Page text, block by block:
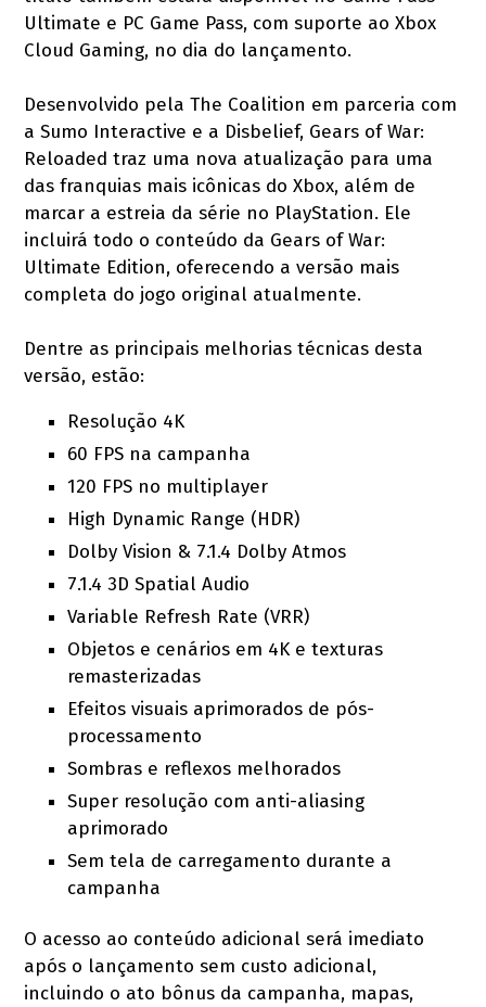
Ultimate e PC Game Pass, com suporte ao Xbox
Cloud Gaming, no dia do lançamento.
Desenvolvido pela The Coalition em parceria com
a Sumo Interactive e a Disbelief, Gears of War:
Reloaded traz uma nova atualização para uma
das franquias mais icônicas do Xbox, além de
marcar a estreia da série no PlayStation. Ele
incluirá todo o conteúdo da Gears of War:
Ultimate Edition, oferecendo a versão mais
completa do jogo original atualmente.
Dentre as principais melhorias técnicas desta
versão, estão:
Resolução 4K
60 FPS na campanha
120 FPS no multiplayer
High Dynamic Range (HDR)
Dolby Vision & 7.1.4 Dolby Atmos
7.1.4 3D Spatial Audio
Variable Refresh Rate (VRR)
Objetos e cenários em 4K e texturas
remasterizadas
Efeitos visuais aprimorados de pós-
processamento
Sombras e reflexos melhorados
Super resolução com anti-aliasing
aprimorado
Sem tela de carregamento durante a
campanha
O acesso ao conteúdo adicional será imediato
após o lançamento sem custo adicional,
incluindo o ato bônus da campanha, mapas,